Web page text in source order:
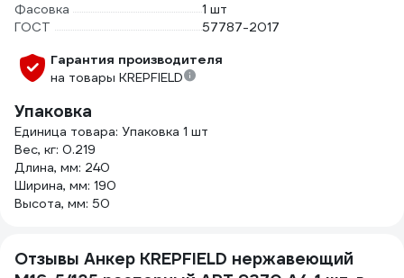
Фасовка
1 шт
ГОСТ
57787-2017
Гарантия производителя
на товары KREPFIELD
Упаковка
Единица товара: Упаковка 1 шт
Вес, кг: 0.219
Длина, мм: 240
Ширина, мм: 190
Высота, мм: 50
Отзывы Анкер KREPFIELD нержавеющий